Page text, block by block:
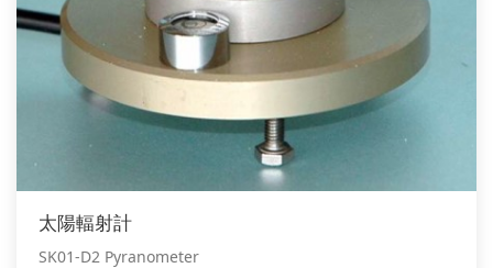
太陽輻射計
SK01-D2 Pyranometer